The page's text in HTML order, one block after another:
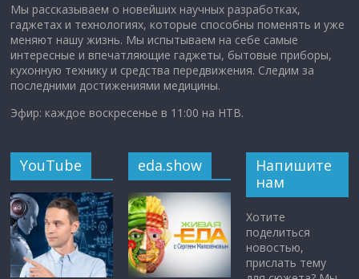
Мы рассказываем о новейших научных разработках,
гаджетах и технологиях, которые способны поменять и уже
меняют нашу жизнь. Мы испытываем на себе самые
интересные и впечатляющие гаджеты, бытовые приборы,
кухонную технику и средства передвижения. Следим за
последними достижениями медицины.
Эфир: каждое воскресенье в 11:00 на НТВ.
YouTube eda.show
Напишите
нам
Хотите
поделиться
новостью,
прислать тему